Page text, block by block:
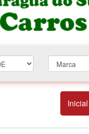
Inicial